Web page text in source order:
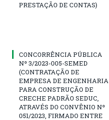
PRESTAÇÃO DE CONTAS)
CONCORRÊNCIA PÚBLICA
Nº 3/2023-005-SEMED
(CONTRATAÇÃO DE
EMPRESA DE ENGENHARIA
PARA CONSTRUÇÃO DE
CRECHE PADRÃO SEDUC,
ATRAVÉS DO CONVÊNIO Nº
051/2023, FIRMADO ENTRE